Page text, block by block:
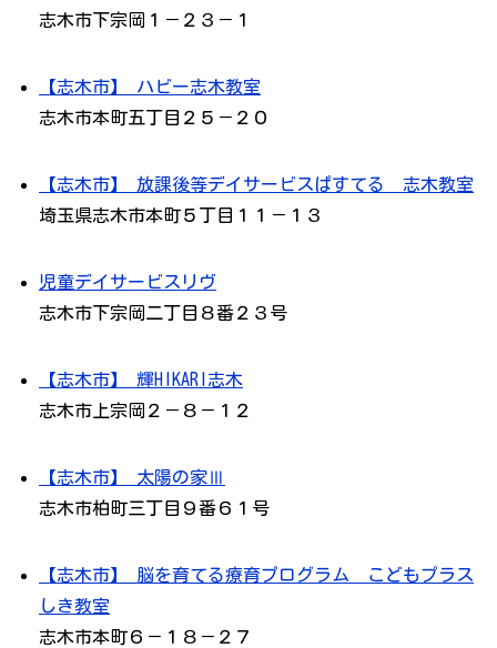
志木市下宗岡１－２３－１
【志木市】 ハビー志木教室
志木市本町五丁目２５－２０
【志木市】 放課後等デイサービスぱすてる 志木教室
埼玉県志木市本町５丁目１１－１３
児童デイサービスリヴ
志木市下宗岡二丁目８番２３号
【志木市】 輝HIKARI志木
志木市上宗岡２－８－１２
【志木市】 太陽の家Ⅲ
志木市柏町三丁目９番６１号
【志木市】 脳を育てる療育プログラム こどもプラス
しき教室
志木市本町６－１８－２７